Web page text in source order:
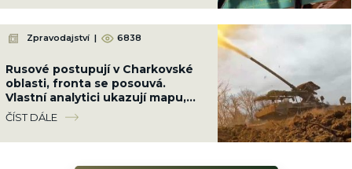
Zpravodajství | 6838
Rusové postupují v Charkovské
oblasti, fronta se posouvá.
Vlastní analytici ukazují mapu,
kde Ukrajinci ztrácejí pozice
ČÍST DÁLE